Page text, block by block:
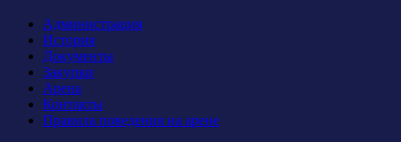
Администрация
История
Документы
Закупки
Арена
Контакты
Правила поведения на арене